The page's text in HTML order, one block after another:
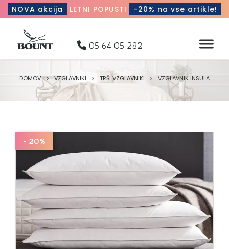
NOVA akcija LETNI POPUSTI -20% na vse artikle!
05 64 05 282
DOMOV > VZGLAVNIKI > TRŠI VZGLAVNIKI > VZGLAVNIK INSULA
- 20%